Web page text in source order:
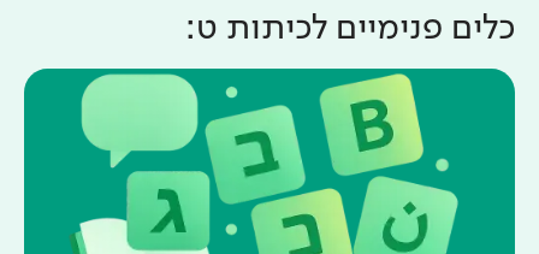
כלים פנימיים לכיתות ט: